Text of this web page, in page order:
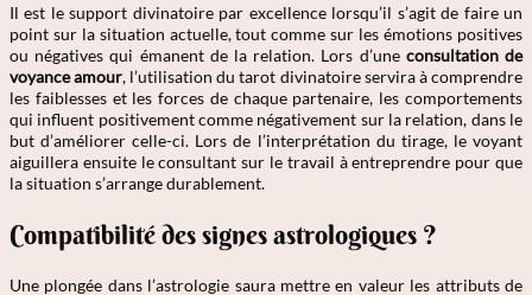
Il est le support divinatoire par excellence lorsqu’il s’agit de faire un
point sur la situation actuelle, tout comme sur les émotions positives
ou négatives qui émanent de la relation. Lors d’une consultation de
voyance amour, l’utilisation du tarot divinatoire servira à comprendre
les faiblesses et les forces de chaque partenaire, les comportements
qui influent positivement comme négativement sur la relation, dans le
but d’améliorer celle-ci. Lors de l’interprétation du tirage, le voyant
aiguillera ensuite le consultant sur le travail à entreprendre pour que
la situation s’arrange durablement.
Compatibilité des signes astrologiques ?
Une plongée dans l’astrologie saura mettre en valeur les attributs de